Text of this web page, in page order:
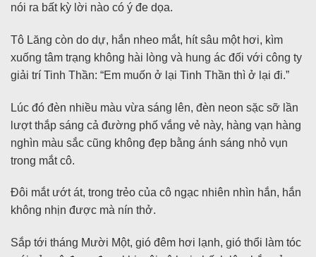
nói ra bất kỳ lời nào có ý đe dọa.
Tô Lăng còn do dự, hắn nheo mắt, hít sâu một hơi, kìm
xuống tâm trạng không hài lòng và hung ác đối với công ty
giải trí Tinh Thần: “Em muốn ở lại Tinh Thần thì ở lại đi.”
Lúc đó đèn nhiều màu vừa sáng lên, đèn neon sặc sỡ lần
lượt thắp sáng cả đường phố vắng vẻ này, hàng vạn hàng
nghìn màu sắc cũng không đẹp bằng ánh sáng nhỏ vụn
trong mắt cô.
Đôi mắt ướt át, trong trẻo của cô ngạc nhiên nhìn hắn, hắn
không nhịn được mà nín thở.
Sắp tới tháng Mười Một, gió đêm hơi lạnh, gió thổi làm tóc